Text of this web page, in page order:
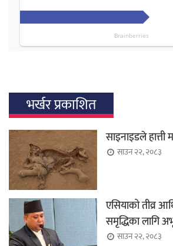
भर्खर प्रकाशित
साइनाइडले हात्ती
साउन २२, २०८३
एसियाको तीव्र
समृद्धिका लागि
साउन २२, २०८३